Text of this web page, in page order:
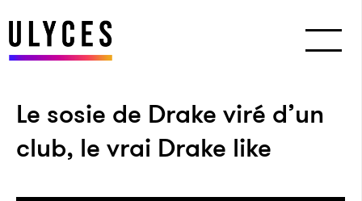
Le sosie de Drake viré d’un
club, le vrai Drake like